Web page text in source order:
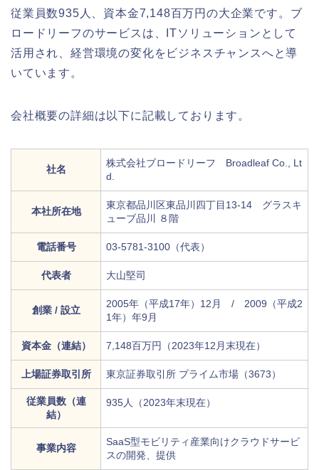
従業員数935人、資本金7,148百万円の大企業です。ブ
ロードリーフのサービスは、ITソリューションとして
活用され、経営環境の変化をビジネスチャンスへと導
いています。
会社概要の詳細は以下に記載しております。
社名
株式会社ブロードリーフ Broadleaf Co., Lt
d.
本社所在地
東京都品川区東品川四丁目13-14 グラスキ
ューブ品川 ８階
電話番号 03-5781-3100（代表）
代表者 大山堅司
創業 / 設立
2005年（平成17年）12月 / 2009（平成2
1年）年9月
資本金（連結） 7,148百万円（2023年12月末現在）
上場証券取引所 東京証券取引所 プライム市場（3673）
従業員数（連
結）
935人（2023年末現在）
事業内容
SaaS型モビリティ産業向けクラウドサービ
スの開発、提供